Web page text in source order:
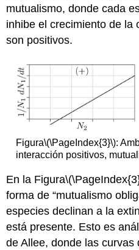
mutualismo, donde cada
inhibe el crecimiento de la
son positivos.
Figura\(\PageIndex{3}\):
interacción positivos,
En la Figura
forma de “mutualismo
especies declinan a la
está presente. Esto es
de Allee, donde las curvas